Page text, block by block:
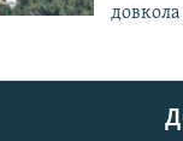
довкола